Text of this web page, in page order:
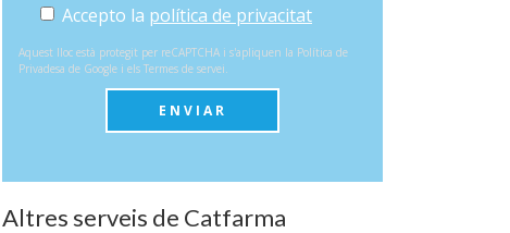
Accepto la política de privacitat
Aquest lloc està protegit per reCAPTCHA i s'apliquen la Política de
Privadesa de Google i els Termes de servei.
ENVIAR
Altres serveis de Catfarma